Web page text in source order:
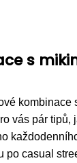
s
kombinace
vás pár tipů,
po casual